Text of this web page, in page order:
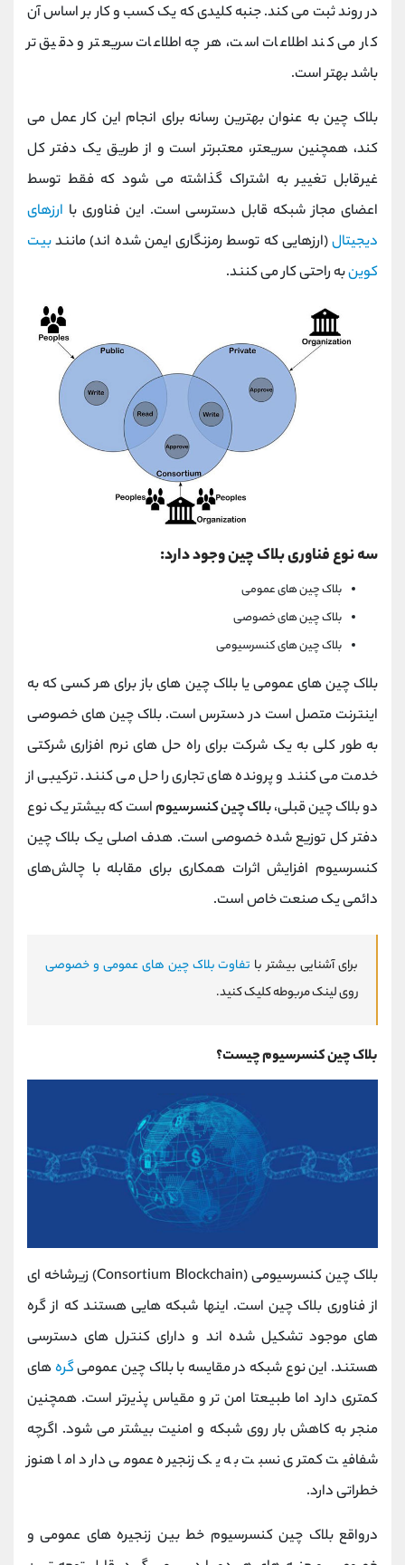
در روند ثبت می کند. جنبه کلیدی که یک کسب و کار بر اساس آن
کار می کند اطلاعات است، هر چه اطلاعات سریعتر و دقیق تر
باشد بهتر است.
بلاک چین به عنوان بهترین رسانه برای انجام این کار عمل می
کند، همچنین سریعتر، معتبرتر است و از طریق یک دفتر کل
غیرقابل تغییر به اشتراک گذاشته می شود که فقط توسط
اعضای مجاز شبکه قابل دسترسی است. این فناوری با ارزهای
دیجیتال(ارزهایی که توسط رمزنگاری ایمن شده اند) مانندبیت
کوینبه راحتی کار می کنند.
سه نوع فناوری بلاک چین وجود دارد:
بلاک چین های عمومی
بلاک چین های خصوصی
بلاک چین های کنسرسیومی
بلاک چین های عمومی یا بلاک چین های باز برای هر کسی که به
اینترنت متصل است در دسترس است. بلاک چین های خصوصی
به طور کلی به یک شرکت برای راه حل های نرم افزاری شرکتی
خدمت می کنند و پرونده های تجاری را حل می کنند. ترکیبی از
دو بلاک چین قبلی،بلاک چین کنسرسیوماست که بیشتر یک نوع
دفتر کل توزیع شده خصوصی است. هدف اصلی یک بلاک چین
کنسرسیوم افزایش اثرات همکاری برای مقابله با چالش‌های
دائمی یک صنعت خاص است.
برای آشنایی بیشتر با تفاوت بلاک چین های عمومی و خصوصی
روی لینک مربوطه کلیک کنید.
بلاک چین کنسرسیوم چیست؟
بلاک چین کنسرسیومی (Consortium Blockchain) زیرشاخه ای
از فناوری بلاک چین است. اینها شبکه هایی هستند که از گره
های موجود تشکیل شده اند و دارای کنترل های دسترسی
هستند. این نوع شبکه در مقایسه با بلاک چین عمومیگرههای
کمتری دارد اما طبیعتا امن تر و مقیاس پذیرتر است. همچنین
منجر به کاهش بار روی شبکه و امنیت بیشتر می شود. اگرچه
شفافیت کمتری نسبت به یک زنجیره عمومی دارد اما هنوز
خطراتی دارد.
درواقع بلاک چین کنسرسیوم خط بین زنجیره های عمومی و